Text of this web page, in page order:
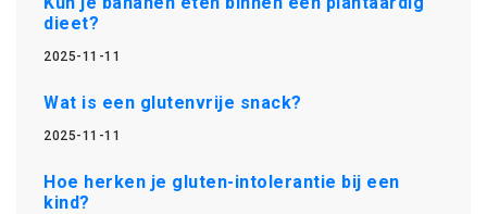
dieet?
2025-11-11
Wat is een glutenvrije snack?
2025-11-11
Hoe herken je gluten-intolerantie bij een
kind?